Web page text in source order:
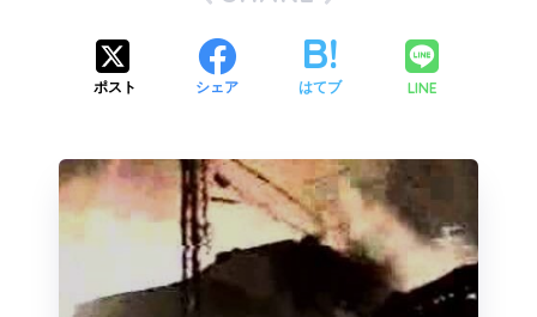
ポスト シェア はてブ LINE